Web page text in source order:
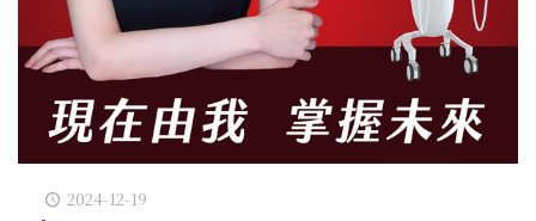
2024-12-19